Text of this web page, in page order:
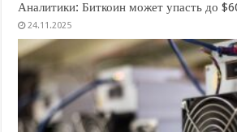
Аналитики: Биткоин может упасть до
24.11.2025